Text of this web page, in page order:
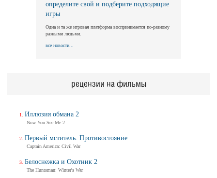
определите свой и подберите подходящие
игры
Одна и та же игровая платформа воспринимается по-разному
разными людьми.
все новости...
рецензии на фильмы
Иллюзия обмана 2
Now You See Me 2
Первый мститель: Противостояние
Captain America: Civil War
Белоснежка и Охотник 2
The Huntsman: Winter's War